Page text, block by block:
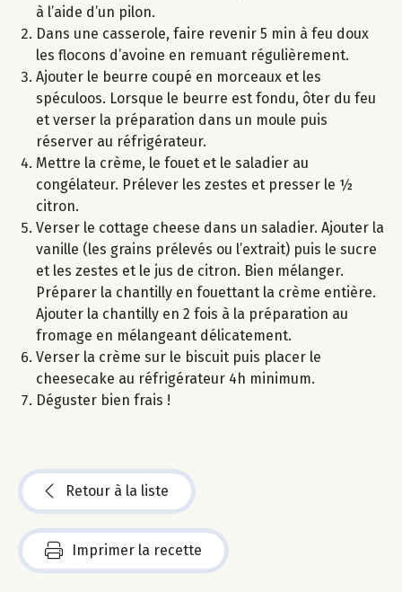
à l’aide d’un pilon.
Dans une casserole, faire revenir 5 min à feu doux
les flocons d’avoine en remuant régulièrement.
Ajouter le beurre coupé en morceaux et les
spéculoos. Lorsque le beurre est fondu, ôter du feu
et verser la préparation dans un moule puis
réserver au réfrigérateur.
Mettre la crème, le fouet et le saladier au
congélateur. Prélever les zestes et presser le ½
citron.
Verser le cottage cheese dans un saladier. Ajouter la
vanille (les grains prélevés ou l’extrait) puis le sucre
et les zestes et le jus de citron. Bien mélanger.
Préparer la chantilly en fouettant la crème entière.
Ajouter la chantilly en 2 fois à la préparation au
fromage en mélangeant délicatement.
Verser la crème sur le biscuit puis placer le
cheesecake au réfrigérateur 4h minimum.
Déguster bien frais !
Retour à la liste
Imprimer la recette